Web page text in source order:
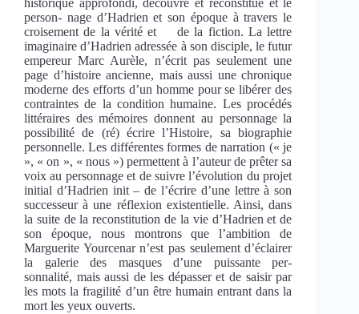
historique approfondi, découvre et reconstitue et le
person- nage d’Hadrien et son époque à travers le
croisement de la vérité et de la fiction. La lettre
imaginaire d’Hadrien adressée à son disciple, le futur
empereur Marc Aurèle, n’écrit pas seulement une
page d’histoire ancienne, mais aussi une chronique
moderne des efforts d’un homme pour se libérer des
contraintes de la condition humaine. Les procédés
littéraires des mémoires donnent au personnage la
possibilité de (ré) écrire l’Histoire, sa biographie
personnelle. Les différentes formes de narration (« je
», « on », « nous ») permettent à l’auteur de prêter sa
voix au personnage et de suivre l’évolution du projet
initial d’Hadrien init – dе l’écrire d’une lettre à son
successeur à une réflexion existentielle. Ainsi, dans
la suite de la reconstitution de la vie d’Hadrien et de
son époque, nous montrons que l’ambition de
Marguerite Yourcenar n’est pas seulement d’éclairer
la galerie des masques d’une puissante per-
sonnalité, mais aussi de les dépasser et de saisir par
les mots la fragilité d’un être humain entrant dans la
mort les yeux ouverts.